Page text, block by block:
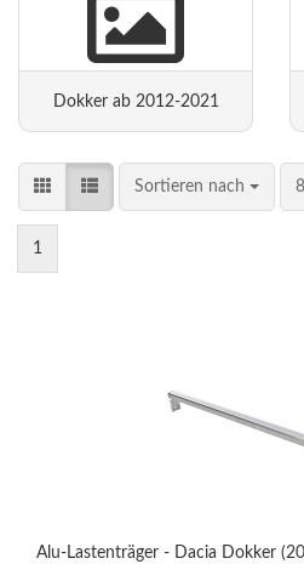
Dokker ab 2012-2021
Sortieren nach
1
Alu-Lastenträger - Dacia Dokker